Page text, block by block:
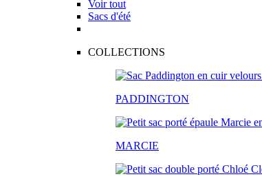
Voir tout
Sacs d'été
COLLECTIONS
PADDINGTON
MARCIE